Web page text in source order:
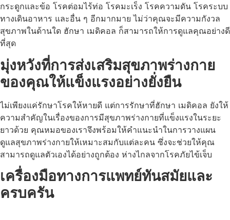
กระดูกและข้อ โรคต่อมไร้ท่อ โรคมะเร็ง โรคความดัน โรคระบบ
ทางเดินอาหาร และอื่น ๆ อีกมากมาย ไม่ว่าคุณจะมีความกังวล
สุขภาพในด้านใด ฮักษา เมดิคอล ก็สามารถให้การดูแลคุณอย่างดี
ที่สุด
มุ่งหวังที่การส่งเสริมสุขภาพร่างกาย
ของคุณให้แข็งแรงอย่างยั่งยืน
ไม่เพียงแค่รักษาโรคให้หายดี แต่การรักษาที่ฮักษา เมดิคอล ยังให้
ความสำคัญในเรื่องของการมีสุขภาพร่างกายที่แข็งแรงในระยะ
ยาวด้วย คุณหมอของเราจึงพร้อมให้คำแนะนำในการวางแผน
ดูแลสุขภาพร่างกายให้เหมาะสมกับแต่ละคน ซึ่งจะช่วยให้คุณ
สามารถดูแลตัวเองได้อย่างถูกต้อง ห่างไกลจากโรคภัยไข้เจ็บ
เครื่องมือทางการแพทย์ทันสมัยและ
ครบครัน